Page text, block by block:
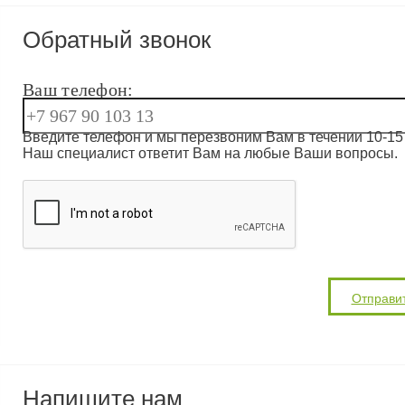
Обратный звонок
Ваш телефон:
Введите телефон и мы перезвоним Вам в течении 10-15
Наш специалист ответит Вам на любые Ваши вопросы.
Напишите нам